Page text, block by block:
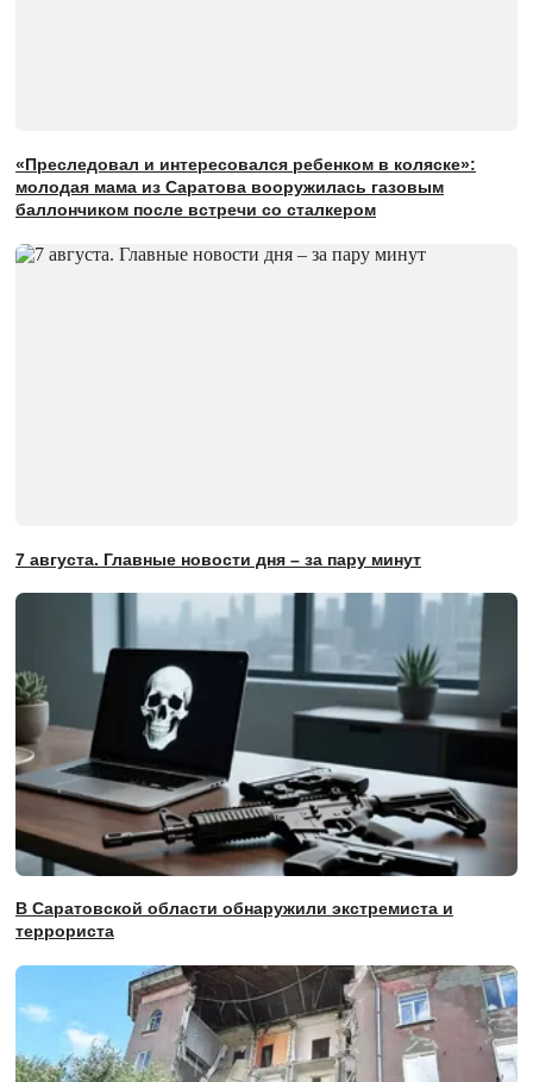
«Преследовал и интересовался ребенком в коляске»:
молодая мама из Саратова вооружилась газовым
баллончиком после встречи со сталкером
7 августа. Главные новости дня – за пару минут
В Саратовской области обнаружили экстремиста и
террориста